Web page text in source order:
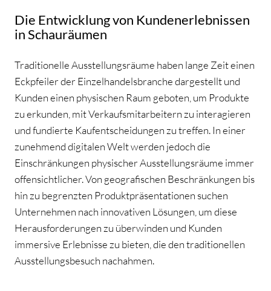
Die Entwicklung von Kundenerlebnissen
in Schauräumen
Traditionelle Ausstellungsräume haben lange Zeit einen
Eckpfeiler der Einzelhandelsbranche dargestellt und
Kunden einen physischen Raum geboten, um Produkte
zu erkunden, mit Verkaufsmitarbeitern zu interagieren
und fundierte Kaufentscheidungen zu treffen. In einer
zunehmend digitalen Welt werden jedoch die
Einschränkungen physischer Ausstellungsräume immer
offensichtlicher. Von geografischen Beschränkungen bis
hin zu begrenzten Produktpräsentationen suchen
Unternehmen nach innovativen Lösungen, um diese
Herausforderungen zu überwinden und Kunden
immersive Erlebnisse zu bieten, die den traditionellen
Ausstellungsbesuch nachahmen.